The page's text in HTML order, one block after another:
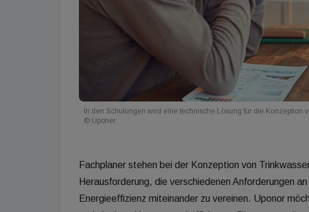
In den Schulungen wird eine technische Lösung für die
© Uponer
Fachplaner stehen bei der Konzeption von
Herausforderung, die verschiedenen Anforderungen
Energieeffizienz miteinander zu vereinen. Uponor